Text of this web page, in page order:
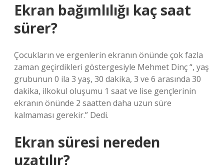
Ekran bağımlılığı kaç saat
sürer?
Çocukların ve ergenlerin ekranın önünde çok fazla
zaman geçirdikleri göstergesiyle Mehmet Dinç “, yaş
grubunun 0 ila 3 yaş, 30 dakika, 3 ve 6 arasında 30
dakika, ilkokul oluşumu 1 saat ve lise gençlerinin
ekranın önünde 2 saatten daha uzun süre
kalmaması gerekir.” Dedi.
Ekran süresi nereden
uzatılır?